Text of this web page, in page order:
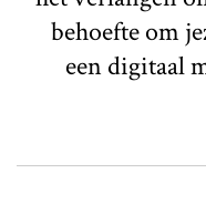
behoefte om
een digitaal